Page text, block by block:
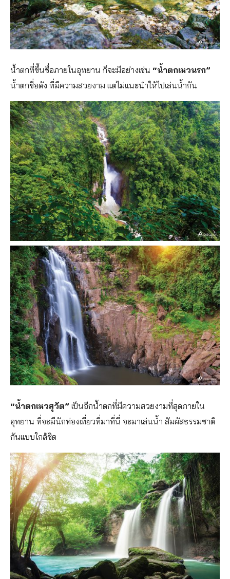
น้ำตกที่ขึ้นชื่อภายในอุทยาน ก็จะมีอย่างเช่น “น้ำตกเหวนรก”
น้ำตกชื่อดัง ที่มีความสวยงาม แต่ไม่แนะนำให้ไปเล่นน้ำกัน
“น้ำตกเหวสุวัต” เป็นอีกน้ำตกที่มีความสวยงามที่สุดภายใน
อุทยาน ที่จะมีนักท่องเที่ยวที่มาที่นี่ จะมาเล่นน้ำ สัมผัสธรรมชาติ
กันแบบใกล้ชิด